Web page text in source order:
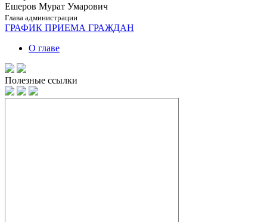
Ешеров Мурат Умарович
Глава администрации
ГРАФИК ПРИЕМА ГРАЖДАН
О главе
Полезные ссылки